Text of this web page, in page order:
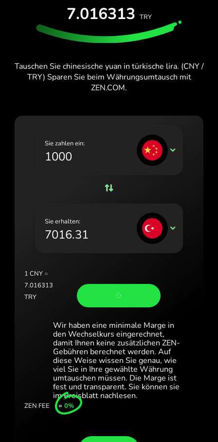
España (Español)
France (Français)
Italia (Italiano)
Κύπρος (Ελληνικά)
Malta (English)
Norge (Norsk bokmål)
Portugal (Português)
Sverige (Svenska)
Україна (Українська)
Türkiye (Türkçe)
Singapore (English)
United Kingdom (English)
International (English)
Karten & Pläne
Entwickler
HILFE-CENTER
7.016313 TRY
Tauschen Sie chinesische yuan in türkische lira. (CNY /
TRY) Sparen Sie beim Währungsumtausch mit
ZEN.COM.
Sie zahlen ein:
CNY
Sie erhalten:
TRY
1 CNY=
7.016313
TRY
Wir haben eine minimale Marge in
den Wechselkurs eingerechnet,
damit Ihnen keine zusätzlichen ZEN-
Gebühren berechnet werden. Auf
diese Weise wissen Sie genau, wie
viel Sie in Ihre gewählte Währung
umtauschen müssen. Die Marge ist
fest und transparent. Sie können sie
im Preisblatt nachlesen.
ZEN FEE = 0%